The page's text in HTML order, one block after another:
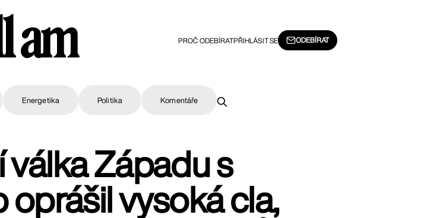
am PROČ ODEBÍRATPŘIHLÁSIT SE ODEBÍRAT
Energetika Politika Komentáře
Západu s
oprášil vysoká cla,